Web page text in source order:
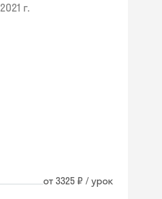
2021 г.
от 3325 ₽ / урок